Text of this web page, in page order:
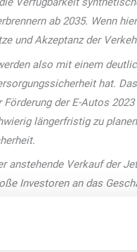
ab 2035. Wenn
und Akzeptanz der
also mit einem
hat.
der E-Autos
längerfristig zu
Verkauf der
Investoren an das
Kaffee und hin zu
sich verändernde
aufgestellt, wir waren